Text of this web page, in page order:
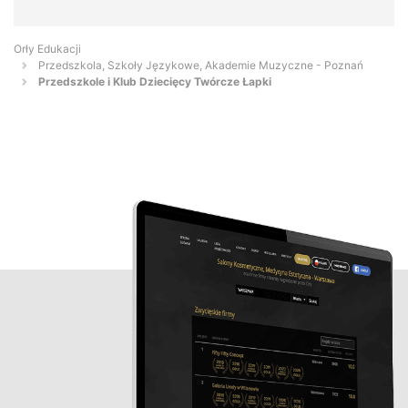
Orły Edukacji
Przedszkola, Szkoły Językowe, Akademie Muzyczne - Poznań
Przedszkole i Klub Dziecięcy Twórcze Łapki